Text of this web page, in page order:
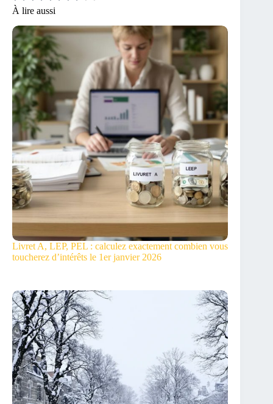
À lire aussi
Livret A, LEP, PEL : calculez exactement combien vous
toucherez d’intérêts le 1er janvier 2026